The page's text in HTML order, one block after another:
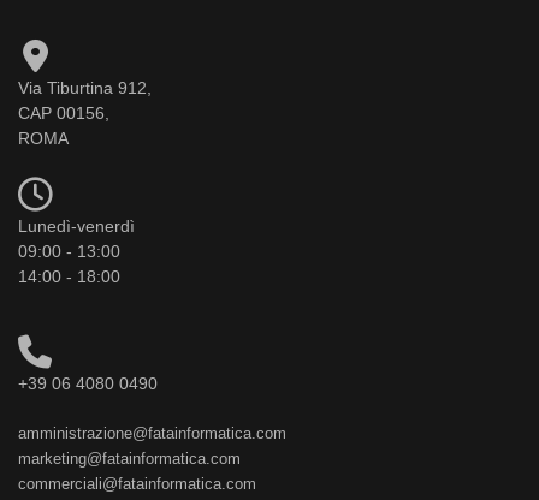
Via Tiburtina 912,
CAP 00156,
ROMA
Lunedì-venerdì
09:00 - 13:00
14:00 - 18:00
+39 06 4080 0490
amministrazione@fatainformatica.com
marketing@fatainformatica.com
commerciali@fatainformatica.com